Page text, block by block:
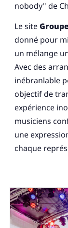
nobody" de
Le site
donné pour
un mélange
Avec des
inébranlable
objectif de
expérience
musiciens
une
chaque